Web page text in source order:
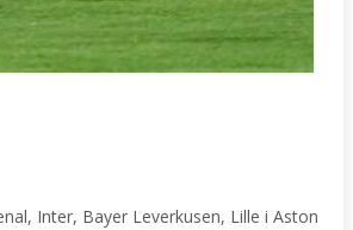
Inter, Bayer Leverkusen, Lille i Aston